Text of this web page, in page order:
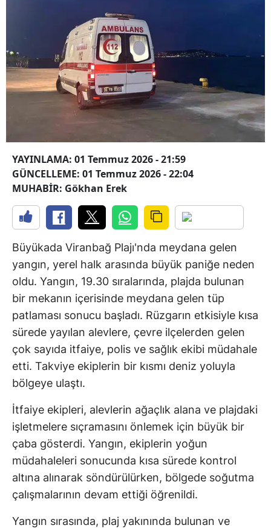
YAYINLAMA: 01 Temmuz 2026 - 21:59
GÜNCELLEME: 01 Temmuz 2026 - 22:04
MUHABİR: Gökhan Erek
Büyükada Viranbağ Plajı'nda meydana gelen
yangın, yerel halk arasında büyük paniğe neden
oldu. Yangın, 19.30 sıralarında, plajda bulunan
bir mekanın içerisinde meydana gelen tüp
patlaması sonucu başladı. Rüzgarın etkisiyle kısa
sürede yayılan alevlere, çevre ilçelerden gelen
çok sayıda itfaiye, polis ve sağlık ekibi müdahale
etti. Takviye ekiplerin bir kısmı deniz yoluyla
bölgeye ulaştı.
İtfaiye ekipleri, alevlerin ağaçlık alana ve plajdaki
işletmelere sıçramasını önlemek için büyük bir
çaba gösterdi. Yangın, ekiplerin yoğun
müdahaleleri sonucunda kısa sürede kontrol
altına alınarak söndürülürken, bölgede soğutma
çalışmalarının devam ettiği öğrenildi.
Yangın sırasında, plaj yakınında bulunan ve